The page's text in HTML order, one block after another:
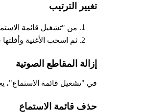
تغيير الترتيب
من "تشغيل قائمة
ثم اسحب الأغنية
إزالة المقاطع الصوتية
في "تشغيل قائمة الاستماع"،
حذف قائمة الاستماع